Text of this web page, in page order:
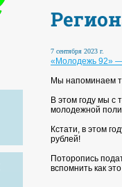
7 сентября 2023 г.
«Молодежь 92» —
Мы напоминаем
В этом году мы с
молодежной
Кстати, в этом
рублей!
Поторопись
вспомнить как